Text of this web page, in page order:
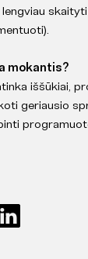
mokantis?
iššūkiai,
geriausio